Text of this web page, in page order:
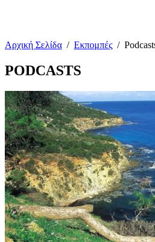
Αρχική Σελίδα / Εκπομπές /
PODCASTS